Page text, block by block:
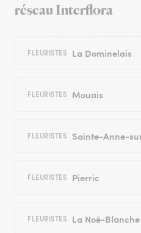
réseau Interflora
FLEURISTES La Dominelais
FLEURISTES Mouais
FLEURISTES Sainte-Anne-
FLEURISTES Pierric
FLEURISTES La Noë-Blanche